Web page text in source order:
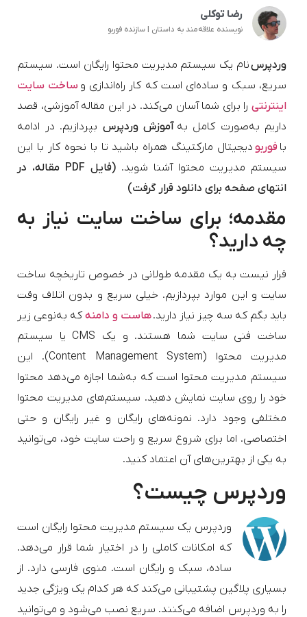
رضا توکلی
نویسنده علاقه‌مند به داستان | سازنده فوربو
وردپرسنام یک سیستم مدیریت محتوا رایگان است. سیستم
سریع، سبک و ساده‌ای است که کار راه‌اندازی و ساخت سایت
اینترنتی را برای شما آسان می‌کند. در این مقاله آموزشی، قصد
داریم به‌صورت کامل بهآموزش وردپرس بپردازیم. در ادامه
با فوربو دیجیتال مارکتینگ همراه باشید تا با نحوه کار با این
سیستم مدیریت محتوا آشنا شوید.
(فایل PDF مقاله، در
انتهای صفحه برای دانلود قرار گرفت)
مقدمه؛ برای ساخت سایت نیاز به
چه دارید؟
قرار نیست به یک مقدمه طولانی در خصوص تاریخچه ساخت
سایت و این موارد بپردازیم. خیلی سریع و بدون اتلاف وقت
باید بگم که سه چیز نیاز دارید.هاست و دامنهکه به‌نوعی زیر
ساخت فنی سایت شما هستند. و یک CMS یا سیستم
مدیریت محتوا (Content Management System). این
سیستم مدیریت محتوا است که به‌شما اجازه می‌دهد محتوا
خود را روی سایت نمایش دهید. سیستم‌های مدیریت محتوا
مختلفی وجود دارد. نمونه‌های رایگان و غیر رایگان و حتی
اختصاصی. اما برای شروع سریع و راحت سایت خود، می‌توانید
به یکی از بهترین‌های آن اعتماد کنید.
وردپرس چیست؟
وردپرس یک سیستم مدیریت محتوا رایگان است
که امکانات کاملی را در اختیار شما قرار می‌دهد.
ساده، سبک و رایگان است. منوی فارسی دارد. از
بسیاری پلاگین پشتیبانی می‌کند که هر کدام یک ویژگی جدید
را به وردپرس اضافه می‌کنند. سریع نصب می‌شود و می‌توانید